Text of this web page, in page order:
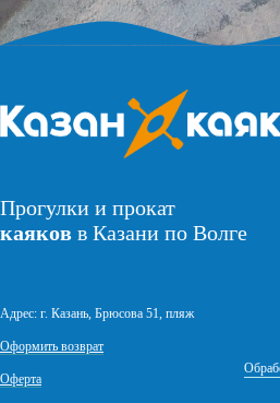
Прогулки и прокат
каяков в Казани по Волге
Адрес: г. Казань, Брюсова 51, пляж
Оформить возврат
Оферта